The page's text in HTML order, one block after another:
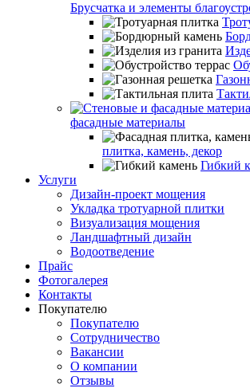
Брусчатка и элементы
фасадные материалы
плитка, камень, декор
Гибкий
Услуги
Дизайн-проект мощения
Укладка тротуарной плитки
Визуализация мощения
Ландшафтный дизайн
Водоотведение
Прайс
Фотогалерея
Контакты
Покупателю
Покупателю
Сотрудничество
Вакансии
О компании
Отзывы